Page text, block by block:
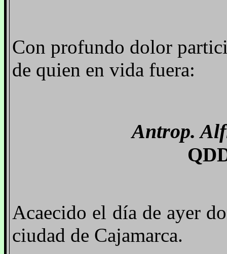
Con profundo dolor
de quien en vida fuera:
Antrop.
Acaecido el día de ayer
ciudad de Cajamarca.